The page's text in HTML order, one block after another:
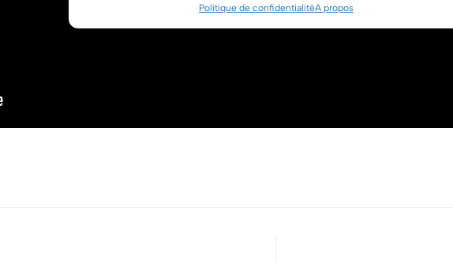
Politique de confidentialitéA propos